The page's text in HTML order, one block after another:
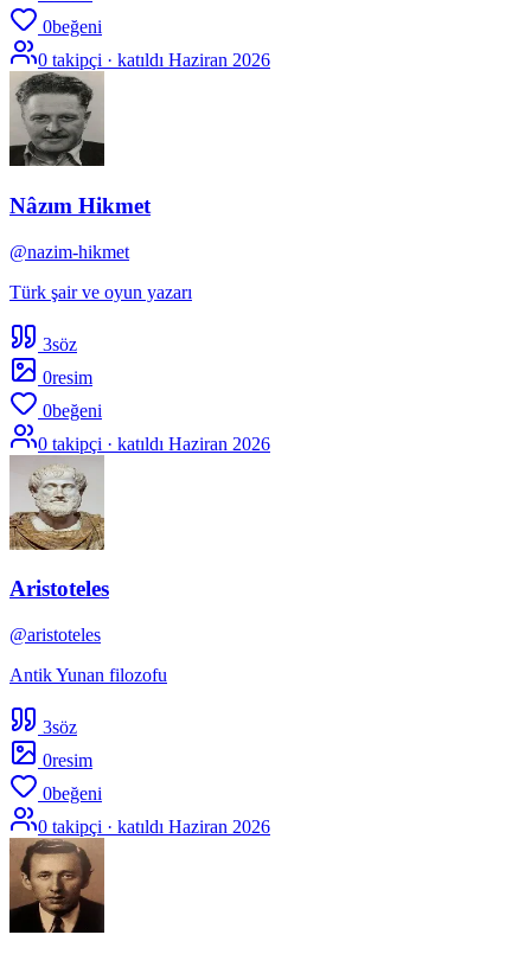
0beğeni
0 takipçi · katıldı Haziran 2026
Nâzım Hikmet
@nazim-hikmet
Türk şair ve oyun yazarı
3söz
0resim
0beğeni
0 takipçi · katıldı Haziran 2026
Aristoteles
@aristoteles
Antik Yunan filozofu
3söz
0resim
0beğeni
0 takipçi · katıldı Haziran 2026